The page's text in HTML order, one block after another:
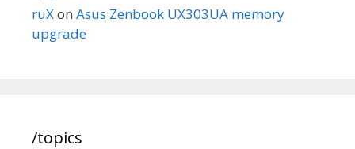
ruXon Asus Zenbook UX303UA memory
upgrade
/topics